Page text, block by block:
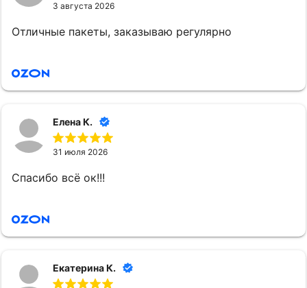
3 августа 2026
Отличные пакеты, заказываю регулярно
Елена К.
31 июля 2026
Спасибо всё ок!!!
Екатерина К.